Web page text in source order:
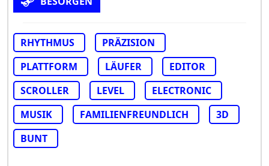
RHYTHMUS
PRÄZISION
PLATTFORM
LÄUFER
EDITOR
SCROLLER
LEVEL
ELECTRONIC
MUSIK
FAMILIENFREUNDLICH
3D
BUNT